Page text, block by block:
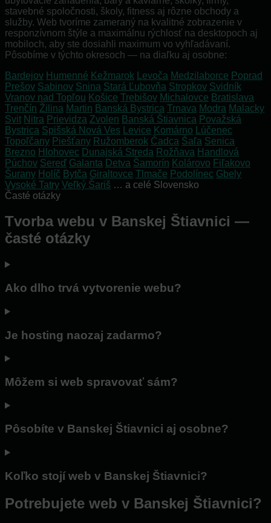
stavebné spoločnosti, školy, fitness aj rôzne obchody a
služby. Web tvoríme zameraný na kvalitné zobrazenie v
responzívnom štýle a maximálnu rýchlosť na desktopoch aj
mobiloch, aby ste dosiahli maximum vo vyhľadávaní.
Pôsobíme v týchto okresoch — na diaľku aj osobne:
Bardejov Humenné Kežmarok Levoča Medzilaborce Poprad
Prešov Sabinov Snina Stará Ľubovňa Stropkov Svidník
Vranov nad Topľou Košice Trebišov Michalovce Bratislava
Trenčín Žilina Martin Banská Bystrica Trnava Modra Malacky
Svit Nitra Prievidza Zvolen Banská Štiavnica Považská
Bystrica Spišská Nová Ves Levice Komárno
Lúčenec
Topoľčany Piešťany Ružomberok Čadca Šaľa Senica
Brezno Hlohovec Dunajská Streda Rožňava Handlová
Púchov Sereď Galanta Detva Šamorín Kolárovo Fiľakovo
Šurany Holíč Bytča Giraltovce Tlmače Podolínec Gbely
Vysoké Tatry Veľký Šariš … a celé Slovensko
Časté otázky
Tvorba webu v Banskej Štiavnici —
časté otázky
Ako dlho trvá vytvorenie webu?
Je hosting naozaj zadarmo?
Môžem si web spravovať sám?
Pôsobíte v Banskej Štiavnici aj osobne?
Koľko stojí web v Banskej Štiavnici?
Potrebujete web v Banskej Štiavnici?